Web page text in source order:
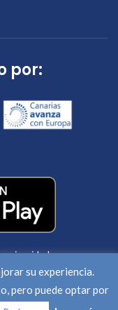
por:
privacidad
SOFTWARE
su experiencia.
pero puede optar por